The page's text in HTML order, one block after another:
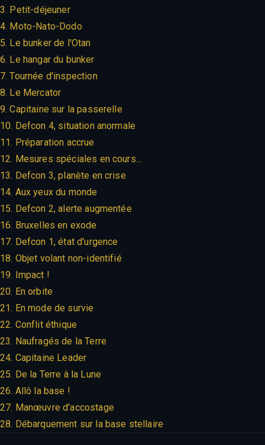
3. Petit-déjeuner
4. Moto-Nato-Dodo
5. Le bunker de l'Otan
6. Le hangar du bunker
7. Tournée d'inspection
8. Le Mercator
9. Capitaine sur la passerelle
10. Defcon 4, situation anormale
11. Préparation accrue
12. Mesures spéciales en cours…
13. Defcon 3, planète en crise
14. Aux yeux du monde
15. Defcon 2, alerte augmentée
16. Bruxelles en exode
17. Defcon 1, état d'urgence
18. Objet volant non-identifié
19. Impact !
20. En orbite
21. En mode de survie
22. Conflit éthique
23. Naufragés de la Terre
24. Capitaine Leader
25. De la Terre à la Lune
26. Allô la base !
27. Manœuvre d'accostage
28. Débarquement sur la base stellaire